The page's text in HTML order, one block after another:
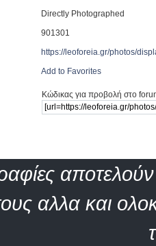
Directly Photographed
901301
https://leoforeia.gr/photos/
Add to Favorites
Κώδικας για προβολή στο
αποτελούν
αλλα και